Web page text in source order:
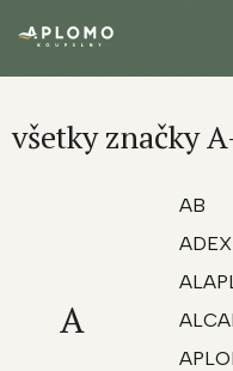
všetky značky
A
AB
ADEX